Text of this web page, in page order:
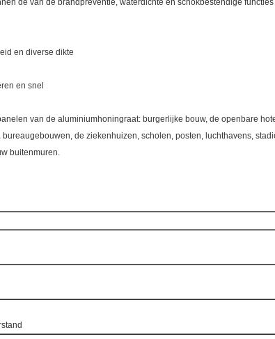
de van de brandpreventie, waterdichte en schokbestendige functies
en diverse dikte
en snel
van de aluminiumhoningraat: burgerlijke bouw, de openbare
de ziekenhuizen, scholen, posten, luchthavens,
buitenmuren.